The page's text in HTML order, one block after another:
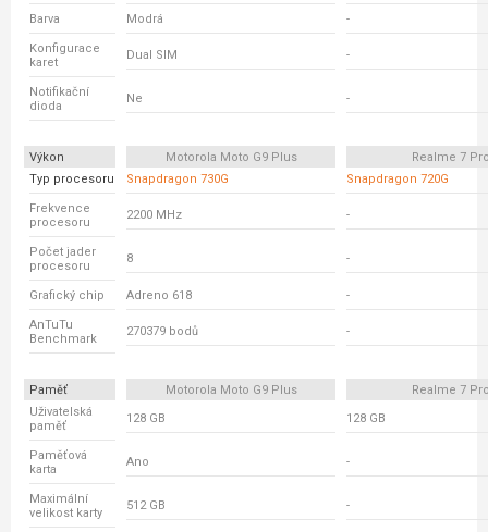
Barva Modrá -
Konfigurace
karet
Dual SIM -
Notifikační
dioda
Ne -
Výkon Motorola Moto G9 Plus
Realme 7
Typ procesoru
Snapdragon 730G Snapdragon 720G
Frekvence
procesoru
2200 MHz -
Počet jader
procesoru
8 -
Grafický chip Adreno 618 -
AnTuTu
Benchmark
270379 bodů -
Paměť Motorola Moto G9 Plus
Realme 7
Uživatelská
paměť
128 GB 128 GB
Paměťová
karta
Ano -
Maximální
velikost karty
512 GB -